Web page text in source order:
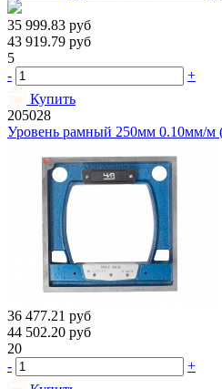
35 999.83 руб
43 919.79 руб
5
-
+
Купить
205028
Уровень рамный 250мм 0.10мм/
36 477.21 руб
44 502.20 руб
20
-
+